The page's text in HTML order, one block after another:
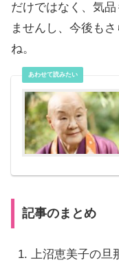
だけではなく、気
ませんし、今後も
ね。
記事のまとめ
上沼恵美子の旦